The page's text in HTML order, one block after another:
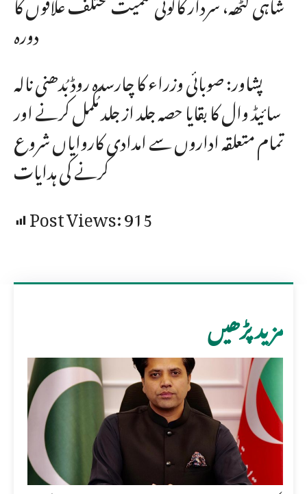
دورہ
پشاور: صوبائی وزراء کا چارسدہ روڈ بُدھنی نالہ
سائیڈ وال کا بقایا حصہ جلد از جلد مُکمل کرنے اور
تمام متعلقہ اداروں سے امدادی کاروایاں شروع
کرنے کی ہدایات
Post Views:915
مزید پڑھیں